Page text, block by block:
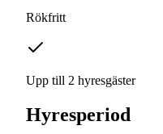
Rökfritt
Upp till 2 hyresgäster
Hyresperiod